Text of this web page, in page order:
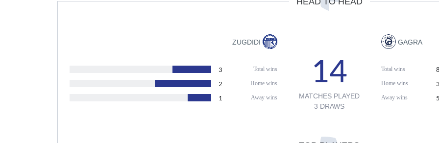
ZUGDIDI GAGRA
Total wins
3
Home wins
2
Away wins
1
Total wins 8
Home wins 3
Away wins 5
14
MATCHES PLAYED
3 DRAWS